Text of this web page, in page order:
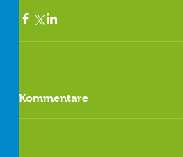
Kommentare